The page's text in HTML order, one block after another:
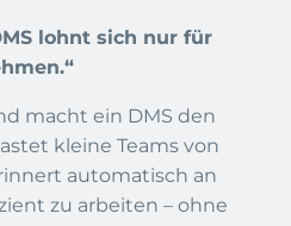
lohnt sich nur für
macht ein DMS den
kleine Teams von
automatisch an
zu arbeiten – ohne